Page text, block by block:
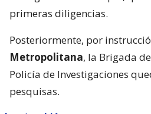
primeras diligencias.
Posteriormente, por
Metropolitana, la Brigada
Policía de Investigaciones
pesquisas.